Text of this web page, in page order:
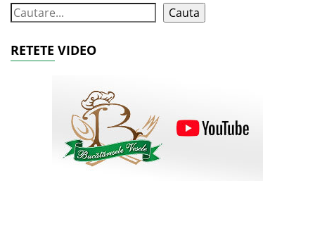
Cauta
RETETE VIDEO